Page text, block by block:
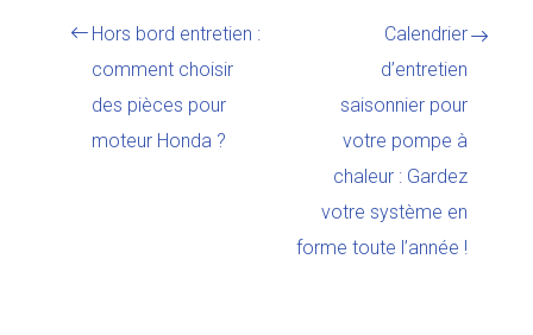
Hors bord entretien :
comment choisir
des pièces pour
moteur Honda ?
Calendrier
d’entretien
saisonnier pour
votre pompe à
chaleur : Gardez
votre système en
forme toute l’année !